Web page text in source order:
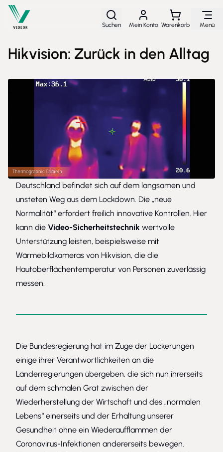
Direkt zum Inhalt
Suchen Mein Konto Warenkorb Menü
Hikvision: Zurück in den Alltag
Deutschland befindet sich auf dem langsamen und
unsteten Weg aus dem Lockdown. Die „neue
Normalität“ erfordert freilich innovative Kontrollen. Hier
kann die Video-Sicherheitstechnik wertvolle
Unterstützung leisten, beispielsweise mit
Wärmebildkameras von Hikvision, die die
Hautoberflächentemperatur von Personen zuverlässig
messen.
Die Bundesregierung hat im Zuge der Lockerungen
einige ihrer Verantwortlichkeiten an die
Länderregierungen übergeben, die sich nun ihrerseits
auf dem schmalen Grat zwischen der
Wiederherstellung der Wirtschaft und des „normalen
Lebens“ einerseits und der Erhaltung unserer
Gesundheit ohne ein Wiederaufflammen der
Coronavirus-Infektionen andererseits bewegen.